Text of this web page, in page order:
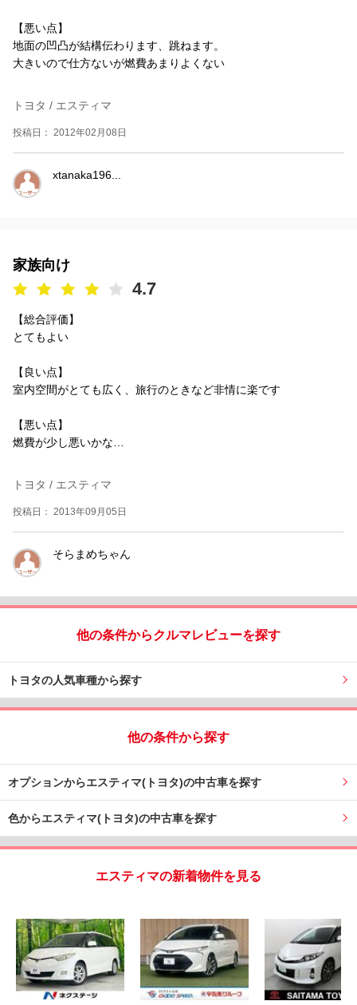
【悪い点】
地面の凹凸が結構伝わります、跳ねます。
大きいので仕方ないが燃費あまりよくない
トヨタ / エスティマ
投稿日： 2012年02月08日
xtanaka196...
家族向け
4.7
【総合評価】
とてもよい
【良い点】
室内空間がとても広く、旅行のときなど非情に楽です
【悪い点】
燃費が少し悪いかな…
トヨタ / エスティマ
投稿日： 2013年09月05日
そらまめちゃん
他の条件からクルマレビューを探す
トヨタの人気車種から探す
他の条件から探す
オプションからエスティマ(トヨタ)の中古車を探す
色からエスティマ(トヨタ)の中古車を探す
エスティマの新着物件を見る